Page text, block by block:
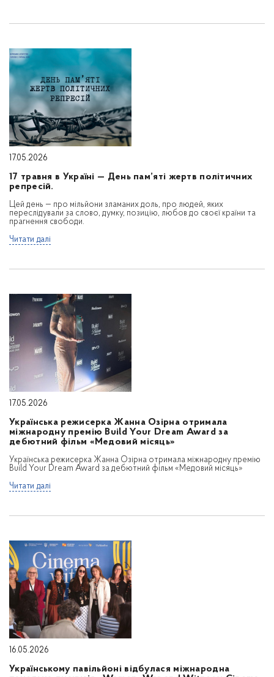
17.05.2026
17 травня в Україні — День пам’яті жертв політичних
репресій.
Цей день — про мільйони зламаних доль, про людей, яких
переслідували за слово, думку, позицію, любов до своєї країни та
прагнення свободи.
Читати далі
17.05.2026
Українська режисерка Жанна Озірна отримала
міжнародну премію Build Your Dream Award за
дебютний фільм «Медовий місяць»
Українська режисерка Жанна Озірна отримала міжнародну премію
Build Your Dream Award за дебютний фільм «Медовий місяць»
Читати далі
16.05.2026
Українському павільйоні відбулася міжнародна